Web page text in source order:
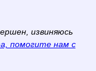
извиняюсь
помогите нам с